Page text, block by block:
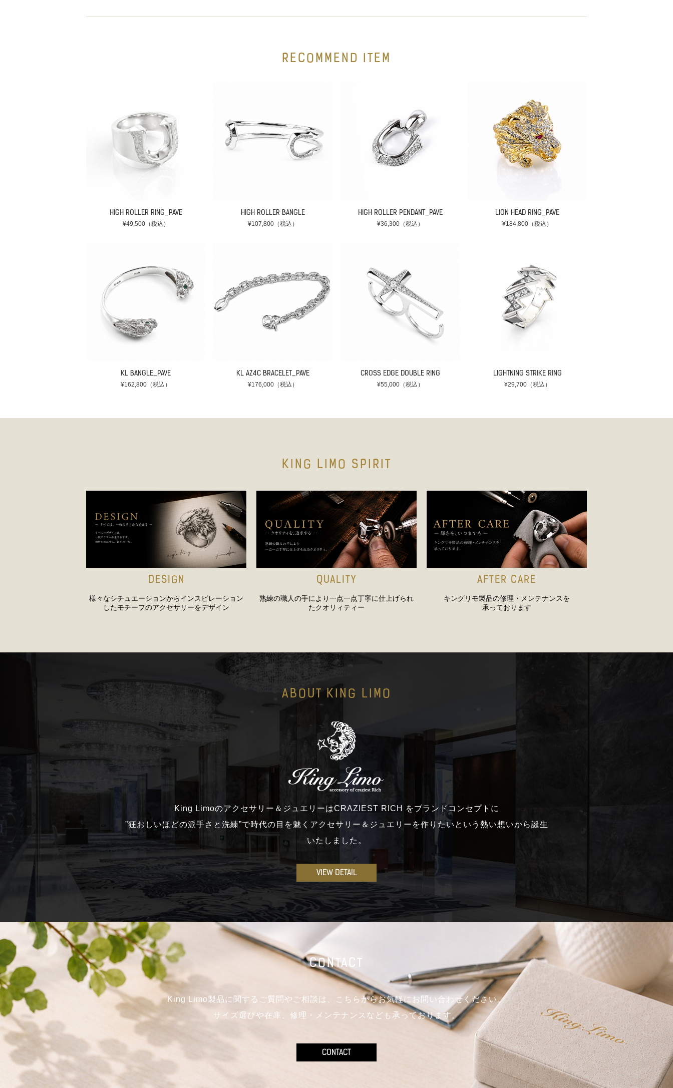
RECOMMEND ITEM
HIGH ROLLER RING_PAVE
¥49,500（税込）
HIGH ROLLER BANGLE
¥107,800（税込）
HIGH ROLLER PENDANT_PAVE
¥36,300（税込）
LION HEAD RING_PAVE
¥184,800（税込）
KL BANGLE_PAVE
¥162,800（税込）
KL AZ4C BRACELET_PAVE
¥176,000（税込）
CROSS EDGE DOUBLE RING
¥55,000（税込）
LIGHTNING STRIKE RING
¥29,700（税込）
KING LIMO SPIRIT
DESIGN
様々なシチュエーションからインスピレーション
したモチーフのアクセサリーをデザイン
QUALITY
熟練の職人の手により一点一点丁寧に仕上げられ
たクオリィティー
AFTER CARE
キングリモ製品の修理・メンテナンスを
承っております
ABOUT KING LIMO
King Limoのアクセサリー＆ジュエリーはCRAZIEST RICH をブランドコンセプトに
”狂おしいほどの派手さと洗練”で時代の目を魅くアクセサリー＆ジュエリーを作りたいという熱い想いから誕生
いたしました。
VIEW DETAIL
CONTACT
King Limo製品に関するご質問やご相談は、こちらからお気軽にお問い合わせください。
サイズ選びや在庫、修理・メンテナンスなども承っております。
CONTACT